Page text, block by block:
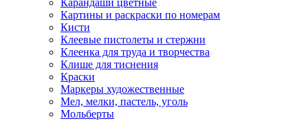
Карандаши цветные
Картины и раскраски по номерам
Кисти
Клеевые пистолеты и стержни
Клеенка для труда и творчества
Клише для тиснения
Краски
Маркеры художественные
Мел, мелки, пастель, уголь
Мольберты